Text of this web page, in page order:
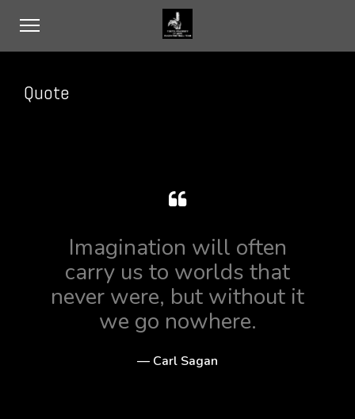
Quote
Imagination will often
carry us to worlds that
never were, but without it
we go nowhere.
— Carl Sagan